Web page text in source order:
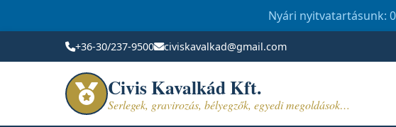
Nyári nyitvatartásunk:
+36-30/237-9500 civiskavalkad@gmail.com
Civis Kavalkád Kft.
Serlegek, gravirozás, bélyegzők, egyedi megoldások…